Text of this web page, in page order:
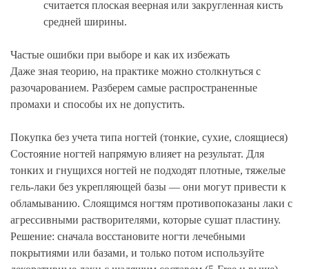
считается плоская веерная или закругленная кисть
средней ширины.
Частые ошибки при выборе и как их избежать
Даже зная теорию, на практике можно столкнуться с
разочарованием. Разберем самые распространенные
промахи и способы их не допустить.
Покупка без учета типа ногтей (тонкие, сухие, слоящиеся)
Состояние ногтей напрямую влияет на результат. Для
тонких и гнущихся ногтей не подходят плотные, тяжелые
гель-лаки без укрепляющей базы — они могут привести к
обламыванию. Слоящимся ногтям противопоказаны лаки с
агрессивными растворителями, которые сушат пластину.
Решение: сначала восстановите ногти лечебными
покрытиями или базами, и только потом используйте